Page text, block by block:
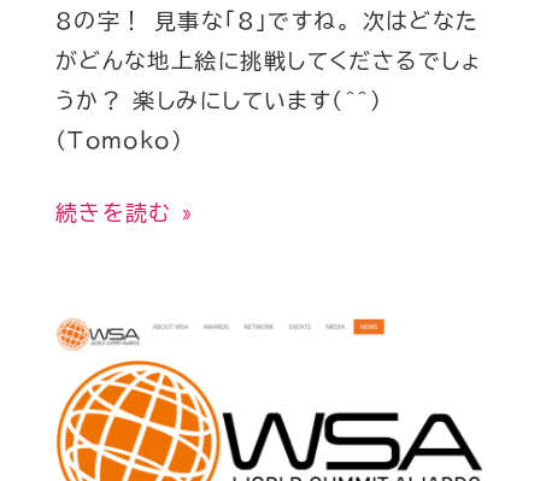
8の字！ 見事な「8」ですね。 次はどなた
がどんな地上絵に挑戦してくださるでしょ
うか？ 楽しみにしています(^^)
(Tomoko)
続きを読む »
WheeLog!
WSA(World
Summit